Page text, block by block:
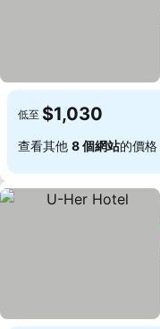
低至 $1,030
查看其他 8 個網站的價格